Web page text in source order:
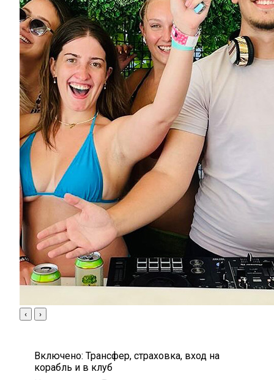
‹ ›
Включено: Трансфер, страховка, вход на
корабль и в клуб